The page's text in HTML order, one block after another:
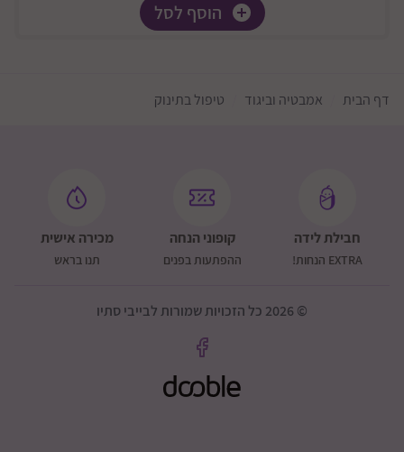
הוסף לסל
דף הבית אמבטיה וביגוד טיפול בתינוק
חבילת לידה
EXTRA הנחות!
קופוני הנחה
ההפתעות בפנים
מכירה אישית
תנו בראש
© 2026 כל הזכויות שמורות לבייבי סתיו